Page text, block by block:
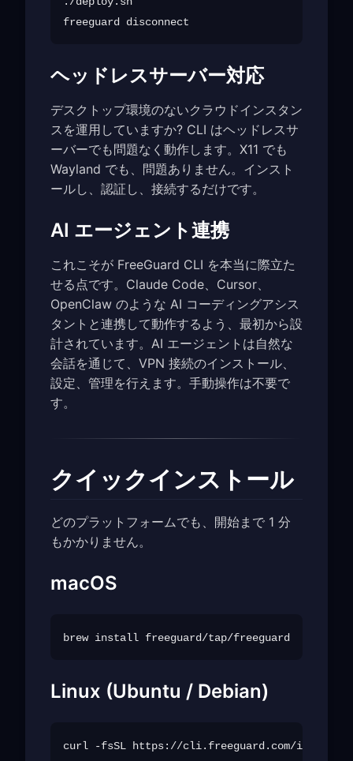
ヘッドレスサーバー対応
デスクトップ環境のないクラウドインスタン
スを運用していますか? CLI はヘッドレスサ
ーバーでも問題なく動作します。X11 でも
Wayland でも、問題ありません。インスト
ールし、認証し、接続するだけです。
AI エージェント連携
これこそが FreeGuard CLI を本当に際立た
せる点です。Claude Code、Cursor、
OpenClaw のような AI コーディングアシス
タントと連携して動作するよう、最初から設
計されています。AI エージェントは自然な
会話を通じて、VPN 接続のインストール、
設定、管理を行えます。手動操作は不要で
す。
クイックインストール
どのプラットフォームでも、開始まで 1 分
もかかりません。
macOS
Linux (Ubuntu / Debian)